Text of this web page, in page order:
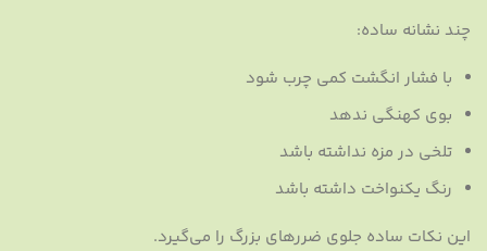
چند نشانه ساده:
با فشار انگشت کمی چرب شود
بوی کهنگی ندهد
تلخی در مزه نداشته باشد
رنگ یکنواخت داشته باشد
این نکات ساده جلوی ضررهای بزرگ را می‌گیرد.